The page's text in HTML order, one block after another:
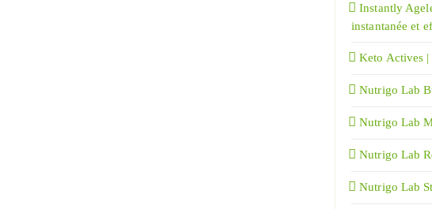
Instantly
instantanée et
Keto Actives |
Nutrigo Lab
Nutrigo Lab
Nutrigo Lab
Nutrigo Lab